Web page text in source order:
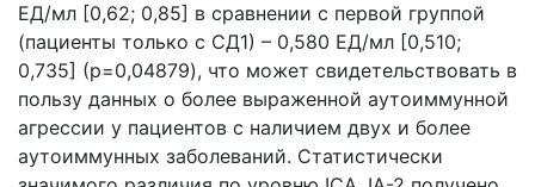
ЕД/мл [0,62; 0,85] в сравнении с первой группой
(пациенты только с СД1) – 0,580 ЕД/мл [0,510;
0,735] (p=0,04879), что может свидетельствовать в
пользу данных о более выраженной аутоиммунной
агрессии у пациентов с наличием двух и более
аутоиммунных заболеваний. Статистически